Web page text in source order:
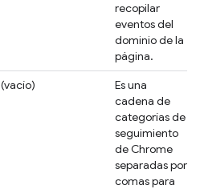
recopilar
eventos del
dominio de la
página.
(vacío)
Es una
cadena de
categorías de
seguimiento
de Chrome
separadas por
comas para